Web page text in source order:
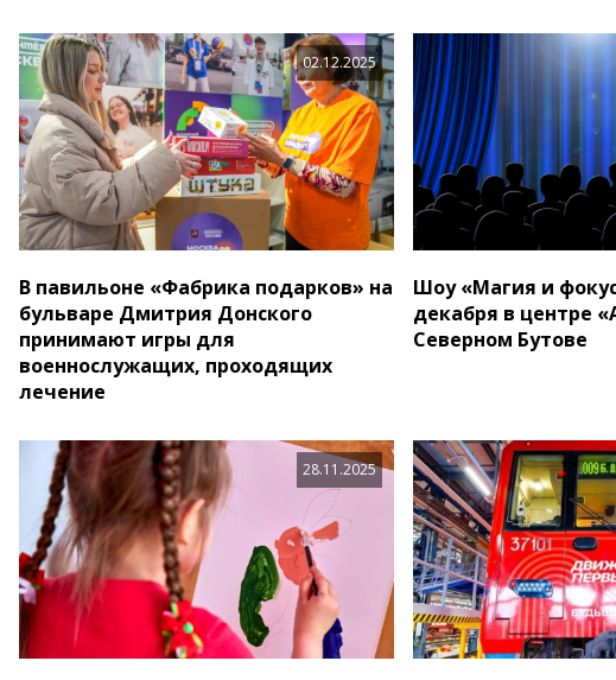
02.12.2025
В павильоне «Фабрика подарков» на
бульваре Дмитрия Донского
принимают игры для
военнослужащих, проходящих
лечение
Шоу «Магия и
декабря в центре
Северном Бутове
28.11.2025